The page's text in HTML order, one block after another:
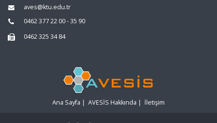
aves@ktu.edu.tr
0462 377 22 00 - 35 90
0462 325 34 84
Ana Sayfa | AVESİS Hakkında | İletişim